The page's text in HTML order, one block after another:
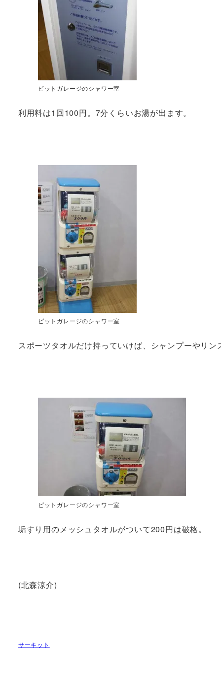
ピットガレージのシャワー室
利用料は1回100円。7分くらいお湯が出ます。
ピットガレージのシャワー室
スポーツタオルだけ持っていけば、シャンプーやリ
ピットガレージのシャワー室
垢すり用のメッシュタオルがついて200円は破格。
(北森涼介)
サーキット